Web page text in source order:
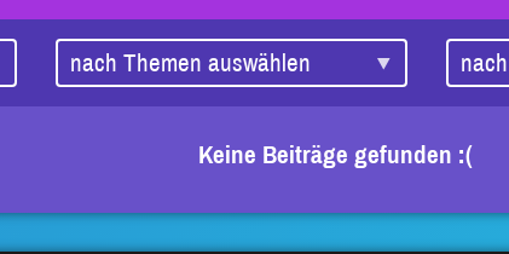
Keine Beiträge gefunden :(